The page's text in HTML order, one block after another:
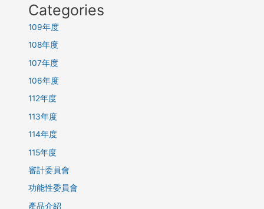
Categories
109年度
108年度
107年度
106年度
112年度
113年度
114年度
115年度
審計委員會
功能性委員會
產品介紹